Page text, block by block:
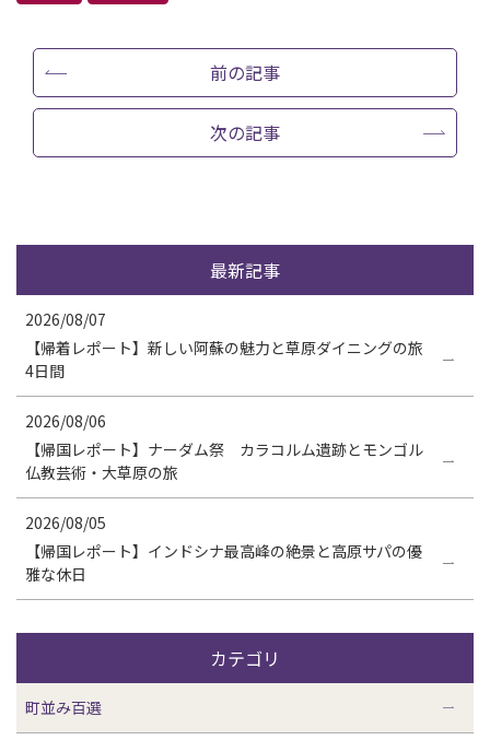
前の記事
次の記事
最新記事
2026/08/07
【帰着レポート】新しい阿蘇の魅力と草原ダイニングの旅
4日間
2026/08/06
【帰国レポート】ナーダム祭 カラコルム遺跡とモンゴル
仏教芸術・大草原の旅
2026/08/05
【帰国レポート】インドシナ最高峰の絶景と高原サパの優
雅な休日
カテゴリ
町並み百選